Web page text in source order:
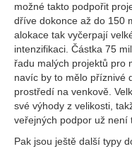
možné takto podpořit
dříve dokonce až do 150
alokace tak vyčerpají
intenzifikaci. Částka 75
řadu malých projektů pro
navíc by to mělo příznivé
prostředí na venkově.
své výhody z velikosti,
veřejných podpor už není
Pak jsou ještě další typy